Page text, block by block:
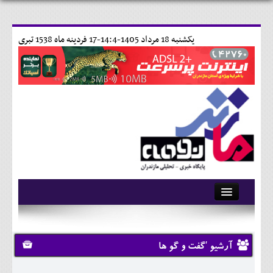
17 فردينه ماه 1538 تبری يکشنبه 18 مرداد 1405-14:4-
آرشیو
تماس با ما
وبلاگ
آرشیو 'گفت و گو ها